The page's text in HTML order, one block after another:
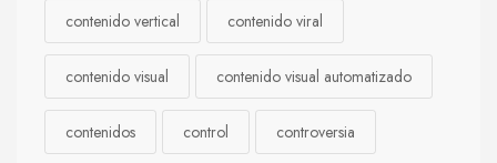
contenido vertical contenido viral
contenido visual contenido visual automatizado
contenidos control controversia